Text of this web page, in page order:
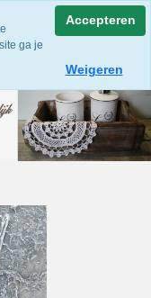
ga je
Accepteren
Weigeren